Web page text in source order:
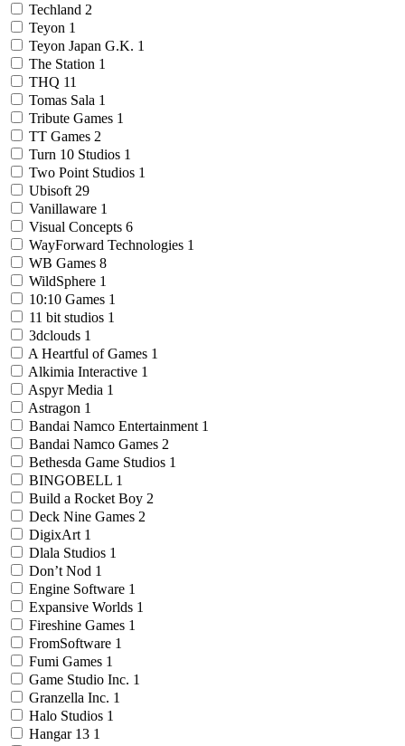
Techland 2
Teyon 1
Teyon Japan G.K. 1
The Station 1
THQ 11
Tomas Sala 1
Tribute Games 1
TT Games 2
Turn 10 Studios 1
Two Point Studios 1
Ubisoft 29
Vanillaware 1
Visual Concepts 6
WayForward Technologies 1
WB Games 8
WildSphere 1
10:10 Games 1
11 bit studios 1
3dclouds 1
A Heartful of Games 1
Alkimia Interactive 1
Aspyr Media 1
Astragon 1
Bandai Namco Entertainment 1
Bandai Namco Games 2
Bethesda Game Studios 1
BINGOBELL 1
Build a Rocket Boy 2
Deck Nine Games 2
DigixArt 1
Dlala Studios 1
Don’t Nod 1
Engine Software 1
Expansive Worlds 1
Fireshine Games 1
FromSoftware 1
Fumi Games 1
Game Studio Inc. 1
Granzella Inc. 1
Halo Studios 1
Hangar 13 1